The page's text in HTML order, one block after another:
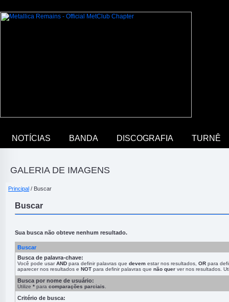
NOTÍCIAS BANDA DISCOGRAFIA TURNÊ
GALERIA DE IMAGENS
Principal / Buscar
Buscar
Sua busca não obteve nenhum resultado.
Buscar
Busca de palavra-chave:
Você pode usarAND para definir palavras que devem estar nos resultados, OR para
aparecer nos resultados e NOT para definir palavras que não quer ver nos resultados.
Busca por nome de usuário:
Utilize * para comparações parciais
Critério de busca: